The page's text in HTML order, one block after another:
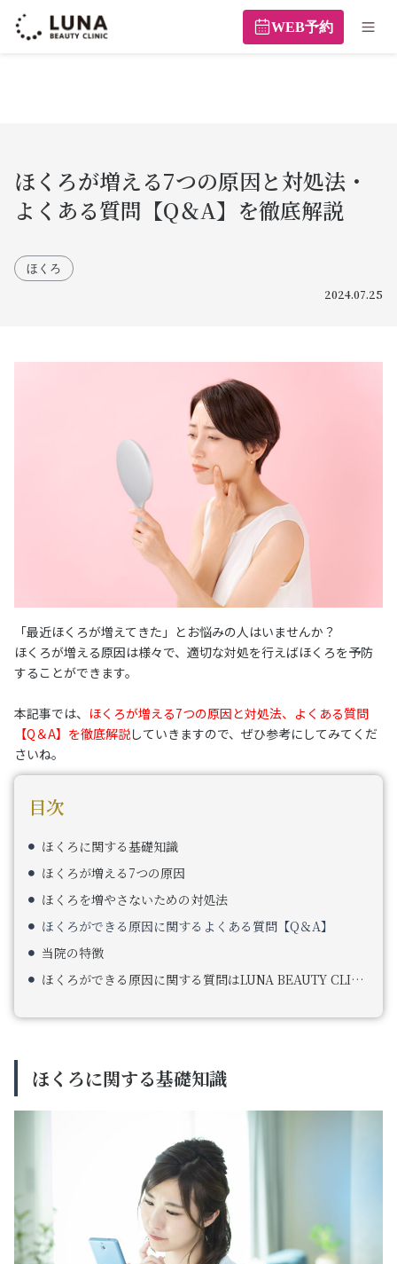
WEB予約
ほくろが増える7つの原因と対処法・
よくある質問【Q＆A】を徹底解説
ほくろ
2024.07.25
「最近ほくろが増えてきた」とお悩みの人はいませんか？
ほくろが増える原因は様々で、適切な対処を行えばほくろを予防
することができます。
本記事では、 ほくろが増える7つの原因と対処法、よくある質問
【Q＆A】を徹底解説していきますので、ぜひ参考にしてみてくだ
さいね。
目次
ほくろに関する基礎知識
ほくろが増える7つの原因
ほくろを増やさないための対処法
ほくろができる原因に関するよくある質問【Q＆A】
当院の特徴
ほくろができる原因に関する質問はLUNA BEAUTY CLINICへ
ほくろに関する基礎知識